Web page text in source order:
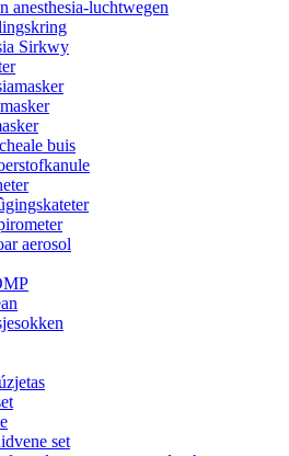
anesthesia-luchtwegen
Sirkwy
buis
aerosol
set